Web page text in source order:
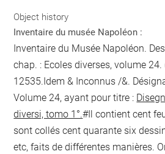
Object history
Inventaire du musée Napoléon :
Inventaire du Musée Napoléon.
chap. : Ecoles diverses, volume 24.
12535.Idem & Inconnus /&.
Volume 24, ayant pour titre :
diversi, tomo 1°.#Il contient cent
sont collés cent quarante six
etc, faits de différentes manières.